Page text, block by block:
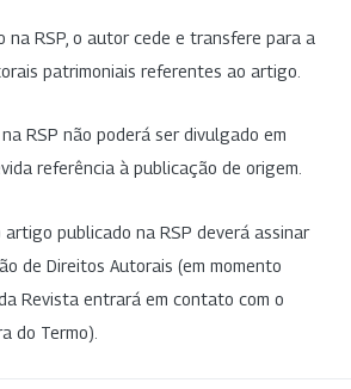
na RSP, o autor cede e transfere para a
patrimoniais referentes ao artigo.
RSP não poderá ser divulgado em
referência à publicação de origem.
publicado na RSP deverá assinar
de Direitos Autorais (em momento
Revista entrará em contato com o
do Termo).